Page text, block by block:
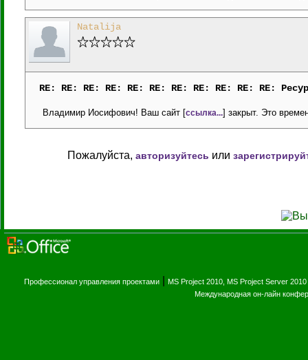
Natalija
RE: RE: RE: RE: RE: RE: RE: RE: RE: RE: RE:
Владимир Иосифович! Ваш сайт [ссылка...] закрыт. Это
Пожалуйста, авторизуйтесь или
Профессионал управления проектами MS Project 2010, MS Project Server 2010
Международная он-лайн